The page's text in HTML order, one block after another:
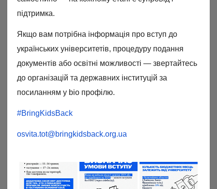
підтримка.
Якщо вам потрібна інформація про вступ до
українських університетів, процедуру подання
документів або освітні можливості — звертайтесь
до організацій та державних інституцій за
посиланням у bio профілю.
#BringKidsBack
osvita.tot@bringkidsback.org.ua